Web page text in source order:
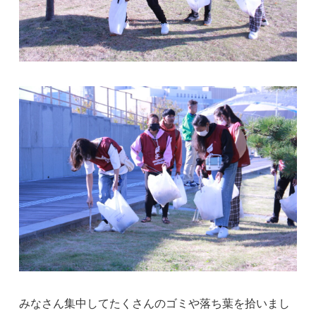
みなさん集中してたくさんのゴミや落ち葉を拾いまし